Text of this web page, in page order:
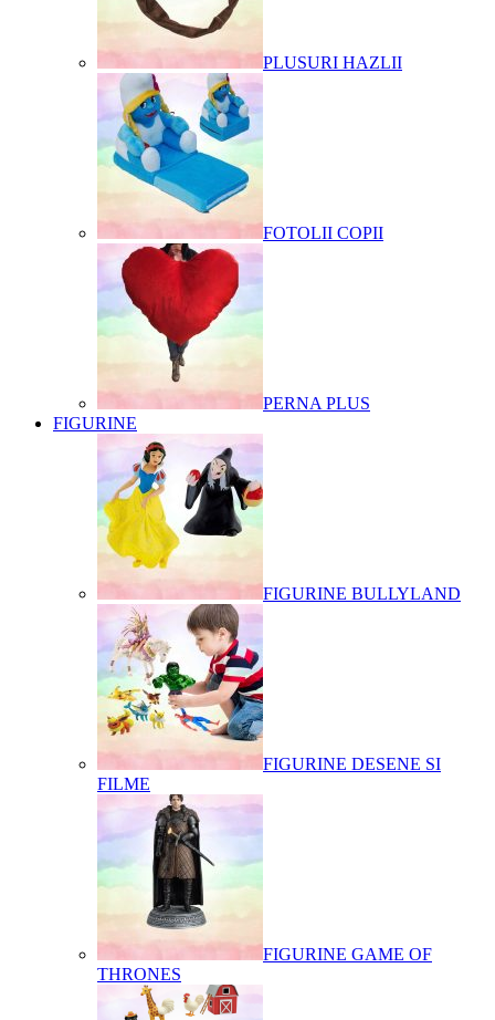
PLUSURI HAZLII
FOTOLII COPII
PERNA PLUS
FIGURINE
FIGURINE BULLYLAND
FIGURINE DESENE SI
FILME
FIGURINE GAME OF
THRONES